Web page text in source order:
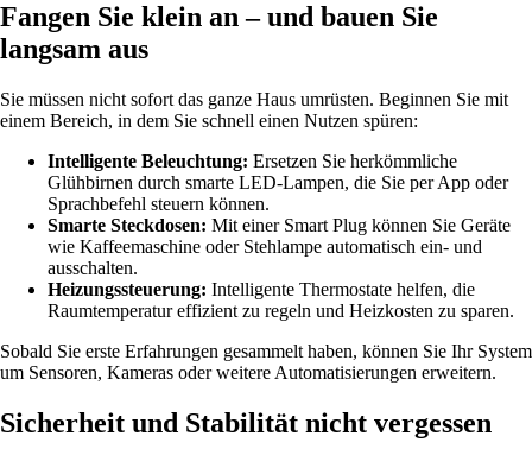
Fangen Sie klein an – und bauen Sie
langsam aus
Sie müssen nicht sofort das ganze Haus umrüsten. Beginnen Sie mit
einem Bereich, in dem Sie schnell einen Nutzen spüren:
Intelligente Beleuchtung: Ersetzen Sie herkömmliche
Glühbirnen durch smarte LED-Lampen, die Sie per App oder
Sprachbefehl steuern können.
Smarte Steckdosen: Mit einer Smart Plug können Sie Geräte
wie Kaffeemaschine oder Stehlampe automatisch ein- und
ausschalten.
Heizungssteuerung: Intelligente Thermostate helfen, die
Raumtemperatur effizient zu regeln und Heizkosten zu sparen.
Sobald Sie erste Erfahrungen gesammelt haben, können Sie Ihr System
um Sensoren, Kameras oder weitere Automatisierungen erweitern.
Sicherheit und Stabilität nicht vergessen